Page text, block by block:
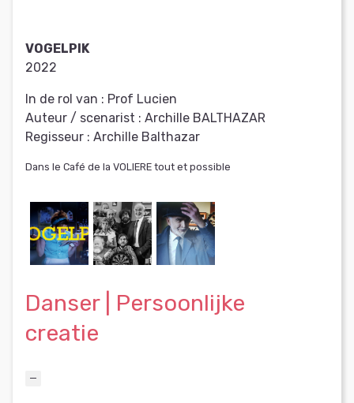
VOGELPIK
2022
In de rol van : Prof Lucien
Auteur / scenarist : Archille BALTHAZAR
Regisseur : Archille Balthazar
Dans le Café de la VOLIERE tout et possible
Danser | Persoonlijke
creatie